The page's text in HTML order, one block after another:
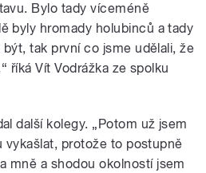
Bylo tady víceméně
byly hromady holubinců a tady
tak první co jsme udělali, že
říká Vít Vodrážka ze spolku
další kolegy. „Potom už jsem
vykašlat, protože to postupně
mně a shodou okolností jsem